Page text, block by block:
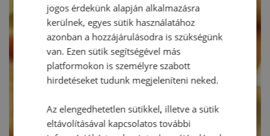
jogos érdekünk alapján alkalmazásra
kerülnek, egyes sütik használatához
azonban a hozzájárulásodra is szükségünk
van. Ezen sütik segítségével más
platformokon is személyre szabott
hirdetéseket tudunk megjeleníteni neked.
Az elengedhetetlen sütikkel, illetve a sütik
eltávolításával kapcsolatos további